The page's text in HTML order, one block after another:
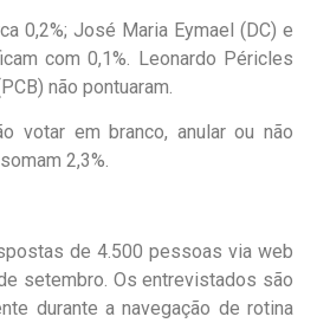
0,2%; José Maria Eymael (DC) e
com 0,1%. Leonardo Péricles
não pontuaram.
votar em branco, anular ou não
2,3%.
de 4.500 pessoas via web
setembro. Os entrevistados são
durante a navegação de rotina